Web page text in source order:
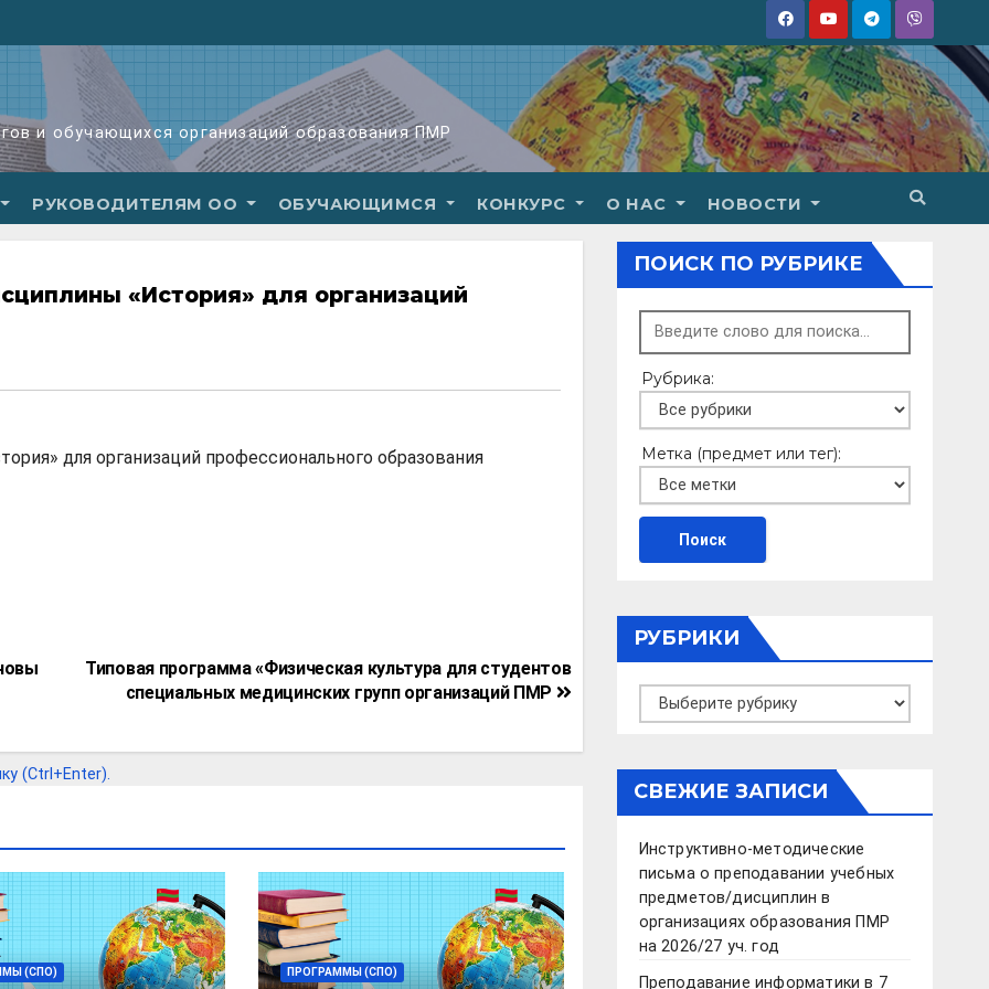
и обучающихся организаций образования ПМР
РУКОВОДИТЕЛЯМ ОО ОБУЧАЮЩИМСЯ КОНКУРС О НАС НОВОСТИ
«История» для организаций
для организаций профессионального образования
Типовая программа «Физическая культура для студентов
специальных медицинских групп организаций ПМР
(Ctrl+Enter).
(СПО) ПРОГРАММЫ (СПО)
ПОИСК ПО РУБРИКЕ
Рубрика:
Метка (предмет или тег):
РУБРИКИ
Рубрики
СВЕЖИЕ ЗАПИСИ
Инструктивно-методические
письма о преподавании учебных
предметов/дисциплин в
организациях образования ПМР
на 2026/27 уч. год
Преподавание информатики в 7